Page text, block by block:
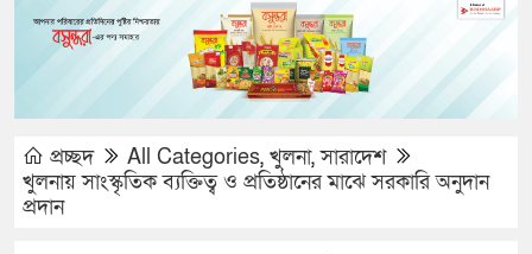
প্রচ্ছদ All Categories, খুলনা,সারাদেশ
খুলনায় সাংস্কৃতিক ব্যক্তিত্ব ও প্রতিষ্ঠানের মাঝে সরকারি অনুদান
প্রদান